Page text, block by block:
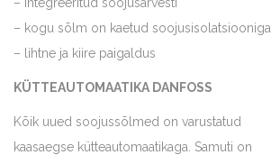
– kogu sõlm on kaetud soojusisolatsiooniga
– lihtne ja kiire paigaldus
KÜTTEAUTOMAATIKA DANFOSS
Kõik uued soojussõlmed on varustatud
kaasaegse kütteautomaatikaga. Samuti on